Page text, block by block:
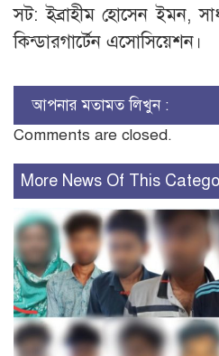
সট: ইব্রাহীম হোসেন ইমন,
কিন্ডারগার্টেন এসোসিয়েশন।
আপনার মতামত লিখুন :
Comments are closed.
More News Of This